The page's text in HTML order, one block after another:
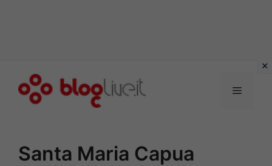
Menu
Santa Maria Capua